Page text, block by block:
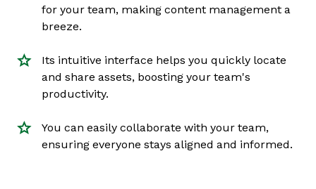
for your team, making content management a
breeze.
Its intuitive interface helps you quickly locate
and share assets, boosting your team's
productivity.
You can easily collaborate with your team,
ensuring everyone stays aligned and informed.